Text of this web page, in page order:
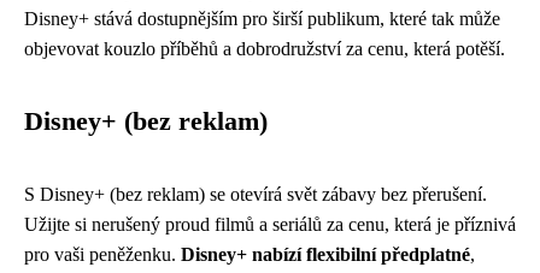
Disney+ stává dostupnějším pro širší publikum, které tak může
objevovat kouzlo příběhů a dobrodružství za cenu, která potěší.
Disney+ (bez reklam)
S Disney+ (bez reklam) se otevírá svět zábavy bez přerušení.
Užijte si nerušený proud filmů a seriálů za cenu, která je příznivá
pro vaši peněženku. Disney+ nabízí flexibilní předplatné,